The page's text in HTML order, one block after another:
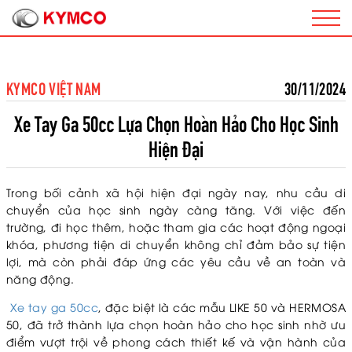
KYMCO VIỆT NAM 30/11/2024
Xe Tay Ga 50cc Lựa Chọn Hoàn Hảo Cho Học Sinh
Hiện Đại
Trong bối cảnh xã hội hiện đại ngày nay, nhu cầu di
chuyển của học sinh ngày càng tăng. Với việc đến
trường, đi học thêm, hoặc tham gia các hoạt động ngoại
khóa, phương tiện di chuyển không chỉ đảm bảo sự tiện
lợi, mà còn phải đáp ứng các yêu cầu về an toàn và
năng động.
Xe tay ga 50cc, đặc biệt là các mẫu LIKE 50 và HERMOSA
50, đã trở thành lựa chọn hoàn hảo cho học sinh nhờ ưu
điểm vượt trội về phong cách thiết kế và vận hành của